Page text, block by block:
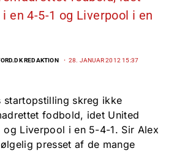
en 4-5-1 og Liverpool i en
REDAKTION 28. JANUAR 2012 15:37
skreg ikke
fodbold, idet United
og Liverpool i en 5-4-1. Sir Alex
presset af de mange